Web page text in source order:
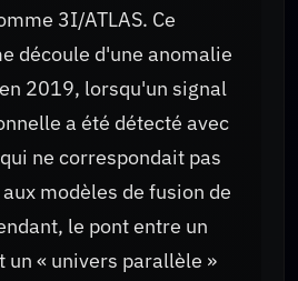
3I/ATLAS. Ce
découle d'une anomalie
2019, lorsqu'un signal
a été détecté avec
ne correspondait pas
modèles de fusion de
le pont entre un
un « univers parallèle »